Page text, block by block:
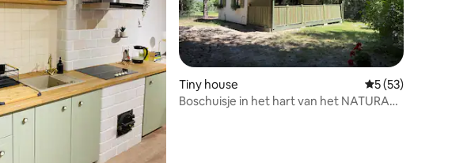
4,98 op 5, 127 recensies Tiny house Gemiddelde
5 (53)
Boschuisje in het hart van het NATURA